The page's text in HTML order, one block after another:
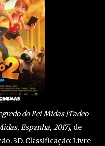
do Rei Midas [Tadeo
Espanha, 2017], de
3D. Classificação: Livre